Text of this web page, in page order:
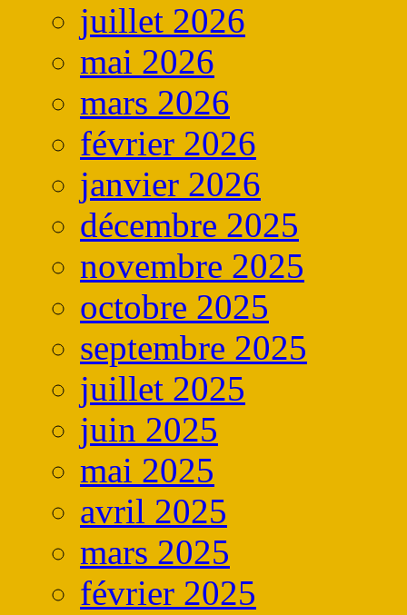
juillet 2026
mai 2026
mars 2026
février 2026
janvier 2026
décembre 2025
novembre 2025
octobre 2025
septembre 2025
juillet 2025
juin 2025
mai 2025
avril 2025
mars 2025
février 2025